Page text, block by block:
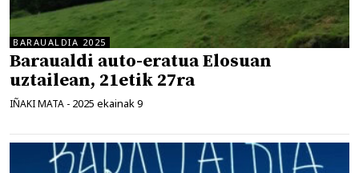
BARAUALDIA 2025
Baraualdi auto-eratua Elosuan
uztailean, 21etik 27ra
IÑAKI MATA - 2025 ekainak 9